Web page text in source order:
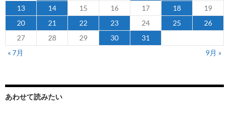
13
14 15 16 17 18
19
20
21 22 23 24 25
26
27
28 29 30
31
« 7月
9月 »
あわせて読みたい